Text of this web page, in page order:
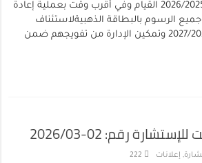
الأكاديمية في الموسم 2026/2025 القيام وفي أقرب وقت بعملية إعادة
الرسوم بالبطاقة الذهبيةلاستئناف
الدراسة في الموسم 2027/2026 وتمكين الإدارة من تفويجهم ضمن
رقم: 02-2026/03
, إعلانات 222